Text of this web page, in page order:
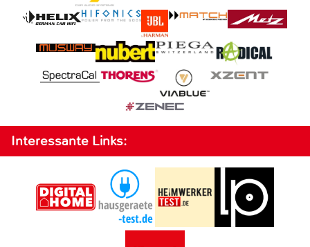
Interessante Links: